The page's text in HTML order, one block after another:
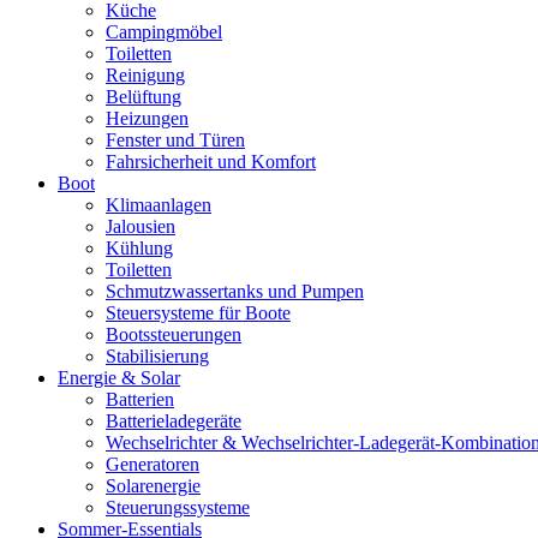
Küche
Campingmöbel
Toiletten
Reinigung
Belüftung
Heizungen
Fenster und Türen
Fahrsicherheit und Komfort
Boot
Klimaanlagen
Jalousien
Kühlung
Toiletten
Schmutzwassertanks und Pumpen
Steuersysteme für Boote
Bootssteuerungen
Stabilisierung
Energie & Solar
Batterien
Batterieladegeräte
Wechselrichter & Wechselrichter-Ladegerät-
Generatoren
Solarenergie
Steuerungssysteme
Sommer-Essentials